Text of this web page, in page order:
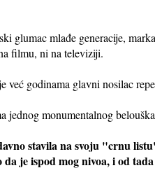
mlađe generacije,
filmu, ni na televiziji.
godinama glavni nosilac
monumentalnog
stavila na svoju "crnu
je ispod mog nivoa, i od